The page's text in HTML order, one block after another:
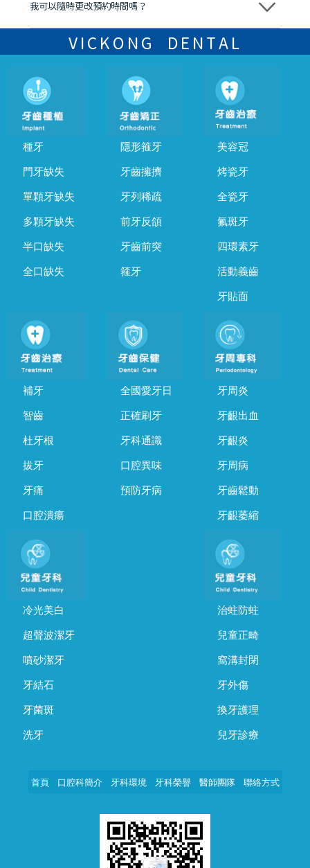
我可以隨時更改預約時間嗎？
可以，請盡早通過wechat或whatsapp聯絡我們，告知我們你原本預約
的時間及資料，並且重新預約的日期及時段
VICKONG DENTAL
種牙
門牙缺失
單顆牙缺失
多顆牙缺失
半口缺失
全口缺失
隱形箍牙
牙齒擁擠
牙列稀疏
前牙反頜
牙齒前突
箍牙
美容冠
烤瓷牙
全瓷牙
氟斑牙
四環素牙
活動義齒
牙貼面
補牙
智齒
杜牙根
拔牙
牙痛
口腔潰瘍
全國愛牙日
正確刷牙
牙科通識
口腔異味
預防牙病
牙周炎
牙齦出血
牙齦炎
牙周病
牙齒鬆動
牙齦萎縮
冷光美白
超聲波潔牙
噴砂潔牙
牙結石
牙菌斑
洗牙
治蛀防蛀
兒童正畸
窩溝封閉
牙外傷
換牙護理
兒牙診療
首頁 口腔科簡介 牙科環境 牙科榮譽 醫師團隊 聯絡方式